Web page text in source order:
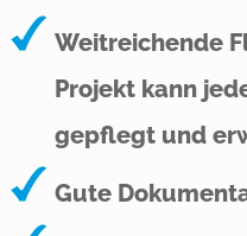
Weitreichende
Projekt kann
gepflegt und
Gute